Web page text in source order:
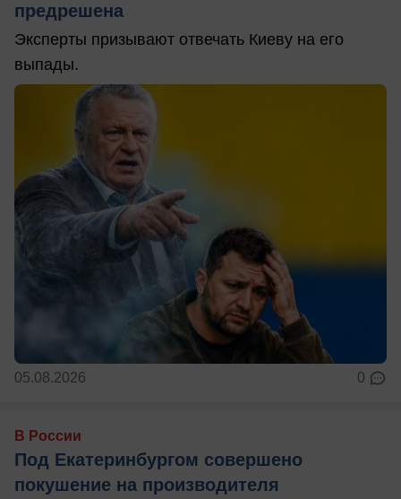
предрешена
Эксперты призывают отвечать Киеву на его
выпады.
05.08.2026 0
В России
Под Екатеринбургом совершено
покушение на производителя